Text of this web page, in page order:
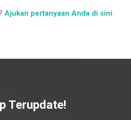
Ajukan pertanyaan Anda di sini.
Terupdate!